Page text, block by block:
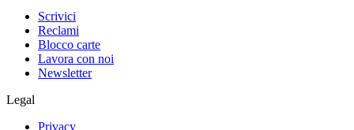
Scrivici
Reclami
Blocco carte
Lavora con noi
Newsletter
Legal
Privacy